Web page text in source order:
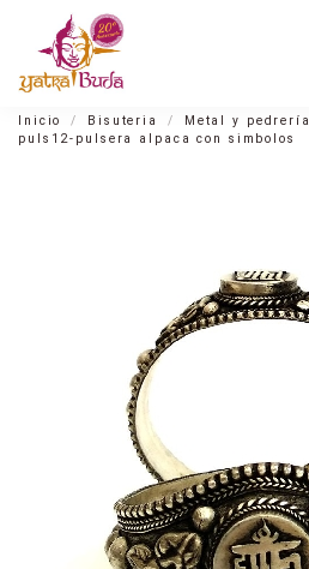
Inicio Bisuteria Metal y pedrería
puls12-pulsera alpaca con simbolos